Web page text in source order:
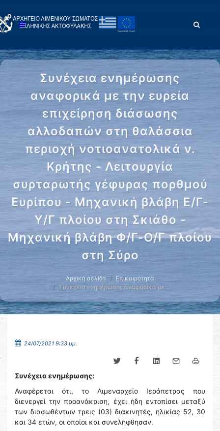
Συνέχεια ενημέρωσης
αναφορικά με την ευρεία
επιχείρηση διάσωσης
αλλοδαπών στη θαλάσσια
περιοχή νοτιοανατολικά ν.
Κρήτης - Λειτουργία
συρταρωτής γέφυρας πορθμού
Ευρίπου - Μηχανική βλάβη Ε/Γ-
Υ/Γ πλοίου στη Σκιάθο -
Μηχανική βλάβη Φ/Γ-Ο/Γ πλοίου
στη Σύρο
Αρχική σελίδα
Επικαιρότητα
Συνέχεια ενημέρωσης αναφορικά με …
24/07/2021 9:33 μμ.
Συνέχεια ενημέρωσης:
Αναφέρεται ότι, το Λιμεναρχείο Ιεράπετρας που
διενεργεί την προανάκριση, έχει ήδη εντοπίσει μεταξύ
των διασωθέντων τρεις (03) διακινητές, ηλικίας 52, 30
και 34 ετών, οι οποίοι και συνελήφθησαν.